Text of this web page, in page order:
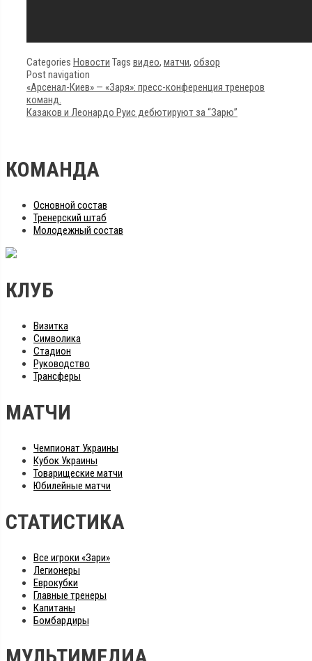
Categories Новости Tags видео, матчи, обзор
Post navigation
«Арсенал-Киев» — «Заря»: пресс-конференция тренеров
команд.
Казаков и Леонардо Руис дебютируют за “Зарю”
КОМАНДА
Основной состав
Тренерский штаб
Молодежный состав
КЛУБ
Визитка
Символика
Стадион
Руководство
Трансферы
МАТЧИ
Чемпионат Украины
Кубок Украины
Товарищеские матчи
Юбилейные матчи
СТАТИСТИКА
Все игроки «Зари»
Легионеры
Еврокубки
Главные тренеры
Капитаны
Бомбардиры